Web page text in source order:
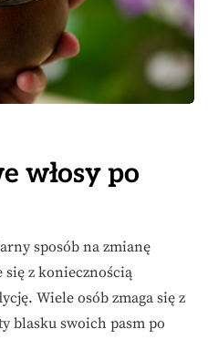
włosy po
sposób na zmianę
się z koniecznością
Wiele osób zmaga się z
blasku swoich pasm po